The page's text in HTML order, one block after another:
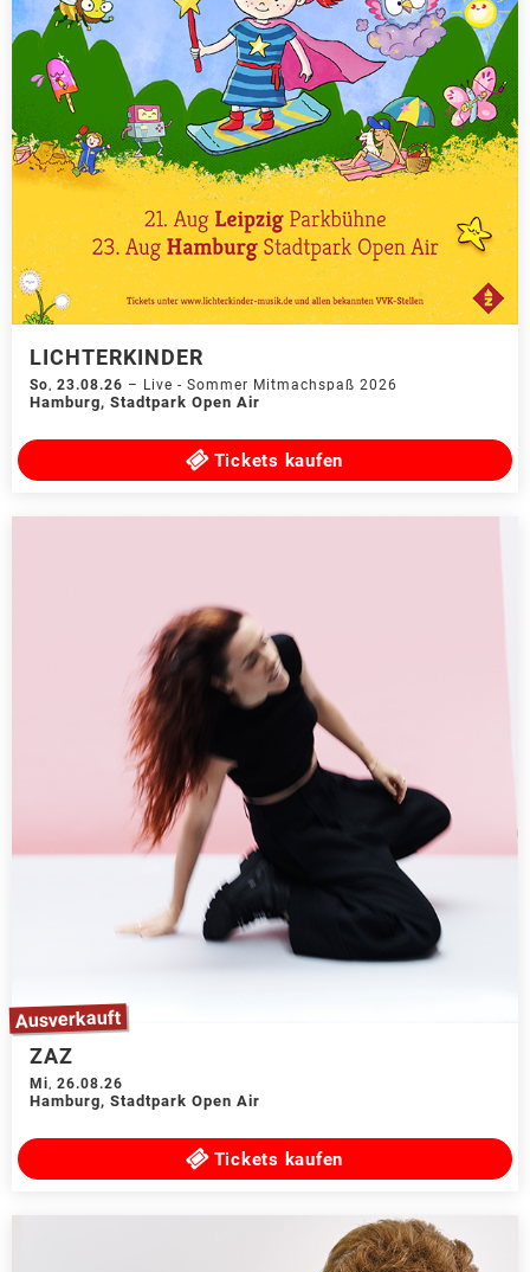
LICHTERKINDER
So, 23.08.26 – Live - Sommer Mitmachspaß 2026
Hamburg, Stadtpark Open Air
Tickets kaufen
Ausverkauft
ZAZ
Mi, 26.08.26
Hamburg, Stadtpark Open Air
Tickets kaufen